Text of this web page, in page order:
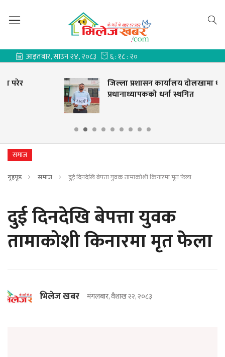
जिल्ला प्रशासन कार्यालय दोलखामा धर्ना बसेका
प्रधानाध्यापकको धर्ना स्थगित
समाज
गृहपृष्ठ समाज दुई दिनदेखि बेपत्ता युवक तामाकोशी किनारमा मृत फेला
दुई दिनदेखि बेपत्ता युवक
तामाकोशी किनारमा मृत फेला
भिलेज खबर मंगलबार, वैशाख २२, २०८३